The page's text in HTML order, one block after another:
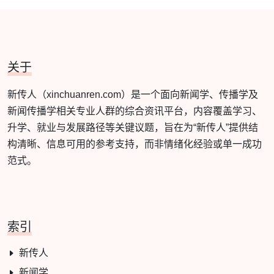
关于
新传人（xinchuanren.com）是一个面向新闻学、传播学及
新闻传播学相关专业人群的综合资讯平台，内容覆盖学习、
升学、就业与发展路径等关键议题，旨在为“新传人”提供结
构清晰、信息可用的参考支持，而非情绪化经验或单一成功
范式。
索引
新传人